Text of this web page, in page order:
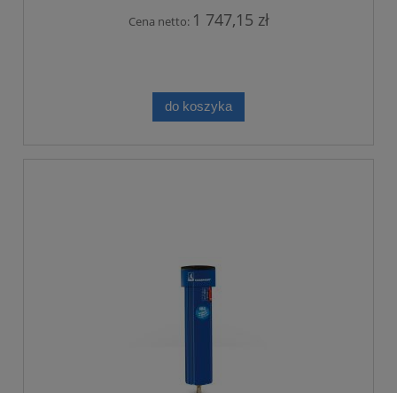
Cena netto: 1 747,15 zł
do koszyka